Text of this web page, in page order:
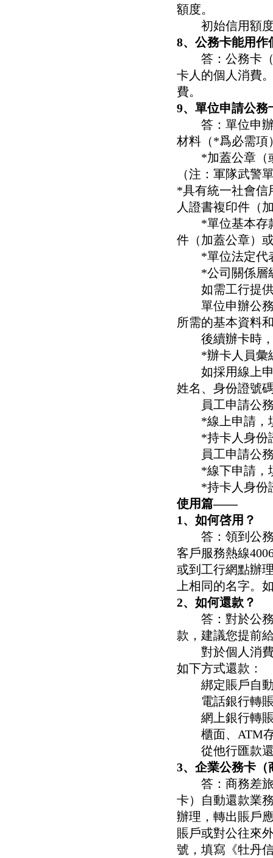
額度。
初始信用額度
8、公務卡能用作
答：公務卡（
卡人的個人消費
費。
9、單位申請公務
答：單位申辦
材料（*爲必需項
*加蓋公章（或
（注：軍隊武警
*具有統一社會信
人證書複印件（
*單位基本存款
件（加蓋公章）
*單位法定代表
*公司關係層
如需工行提供
單位申辦公務
所需的基本資料
後續辦卡時，
*辦卡人員彙總
如採用線上申
姓名、身份證號
員工申請公務
*線上申請，填
*持卡人身份
員工申請公務
*線下申請，填
*持卡人身份
使用篇——
1、如何啓用？
答：領到公務
客戶服務熱線
或到工行網點辦
上相同的名字。
2、如何還款？
答：對於公務
款，建議您提前
對於個人消費
如下方式還款：
綁定賬戶自動
電話銀行轉賬
網上銀行轉賬
櫃面、ATM存
從他行匯款
3、企業公務卡（
答：商務差旅
卡）自動還款業
辦理，轉出賬戶
賬戶或對公往來
號，填寫《牡丹